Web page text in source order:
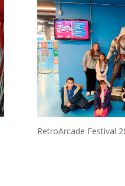
RetroArcade Festival